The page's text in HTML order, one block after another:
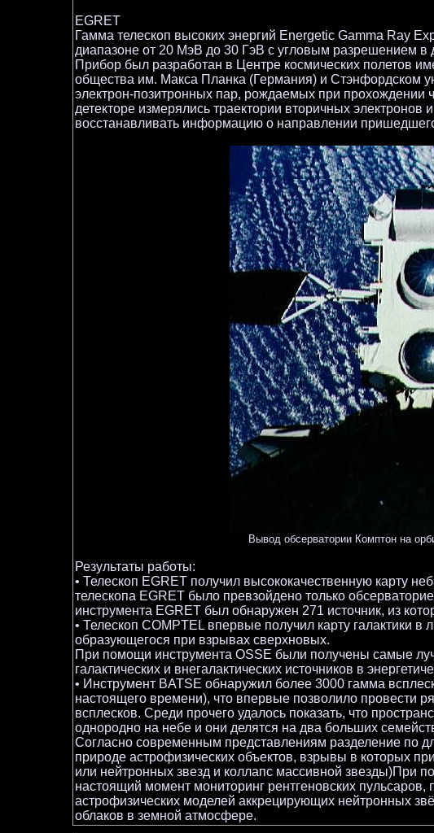
EGRET
Гамма телескоп высоких энергий Energetic Gamma Ray
диапазоне от 20 МэВ до 30 ГэВ с угловым разрешением в
Прибор был разработан в Центре космических полетов
общества им. Макса Планка (Германия) и Стэнфордском
электрон-позитронных пар, рождаемых при прохождении
детекторе измерялись траектории вторичных
восстанавливать информацию о направлении
Вывод обсерватории Комптон на
Результаты работы:
• Телескоп EGRET получил высококачественную карту
телескопа EGRET было превзойдено только
инструмента EGRET был обнаружен 271 источник, из
• Телескоп COMPTEL впервые получил карту галактики
образующегося при взрывах сверхновых.
При помощи инструмента OSSE были получены самые
галактических и внегалактических источников в
• Инструмент BATSE обнаружил более 3000 гамма
настоящего времени), что впервые позволило провести
всплесков. Среди прочего удалось показать, что
однородно на небе и они делятся на два больших
Согласно современным представлениям разделение по
природе астрофизических объектов, взрывы в которых
или нейтронных звезд и коллапс массивной звезды)При
настоящий момент мониторинг рентгеновских
астрофизических моделей аккрецирующих нейтронных
облаков в земной атмосфере.